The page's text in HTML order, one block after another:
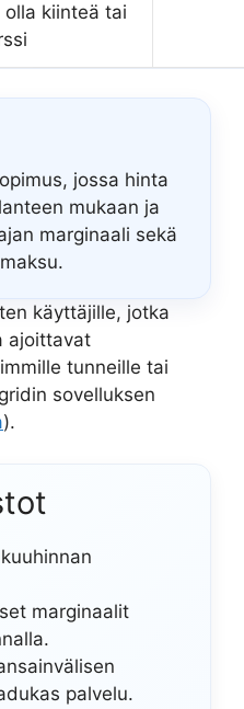
olla kiinteä tai
jossa hinta
mukaan ja
marginaali sekä
käyttäjille, jotka
ajoittavat
tunneille tai
sovelluksen
).
marginaalit
palvelu.